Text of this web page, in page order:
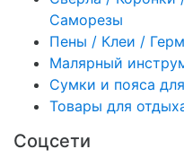
Саморезы
Пены / Клеи /
Малярный
Сумки и пояса
Товары для
Соцсети